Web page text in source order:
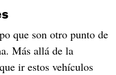
que son otro punto de
Más allá de la
ir estos vehículos